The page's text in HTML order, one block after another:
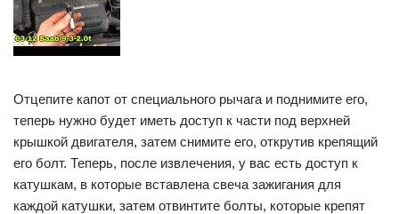
Отцепите капот от специального рычага и поднимите его,
теперь нужно будет иметь доступ к части под верхней
крышкой двигателя, затем снимите его, открутив крепящий
его болт. Теперь, после извлечения, у вас есть доступ к
катушкам, в которые вставлена свеча зажигания для
каждой катушки, затем отвинтите болты, которые крепят